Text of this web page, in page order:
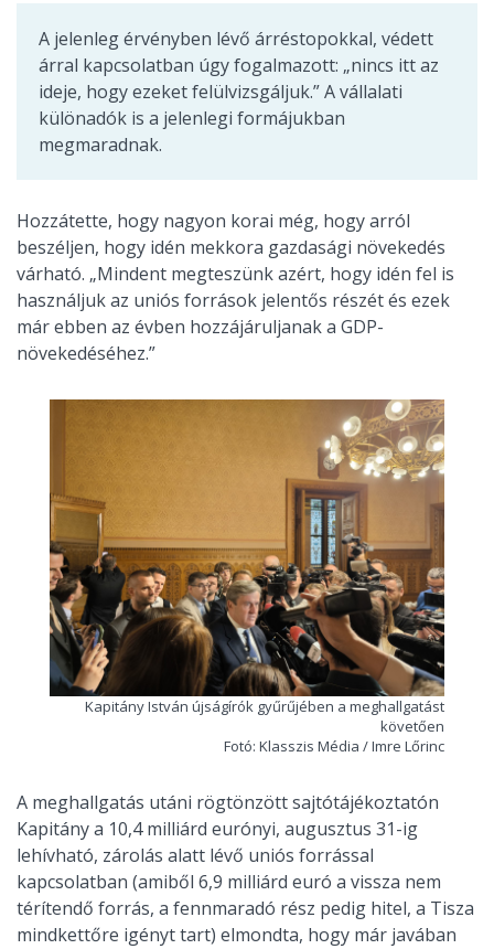
A jelenleg érvényben lévő árréstopokkal, védett
árral kapcsolatban úgy fogalmazott: „nincs itt az
ideje, hogy ezeket felülvizsgáljuk.” A vállalati
különadók is a jelenlegi formájukban
megmaradnak.
Hozzátette, hogy nagyon korai még, hogy arról
beszéljen, hogy idén mekkora gazdasági növekedés
várható. „Mindent megteszünk azért, hogy idén fel is
használjuk az uniós források jelentős részét és ezek
már ebben az évben hozzájáruljanak a GDP-
növekedéséhez.”
Kapitány István újságírók gyűrűjében a meghallgatást
követően
Fotó: Klasszis Média / Imre Lőrinc
A meghallgatás utáni rögtönzött sajtótájékoztatón
Kapitány a 10,4 milliárd eurónyi, augusztus 31-ig
lehívható, zárolás alatt lévő uniós forrással
kapcsolatban (amiből 6,9 milliárd euró a vissza nem
térítendő forrás, a fennmaradó rész pedig hitel, a Tisza
mindkettőre igényt tart) elmondta, hogy már javában